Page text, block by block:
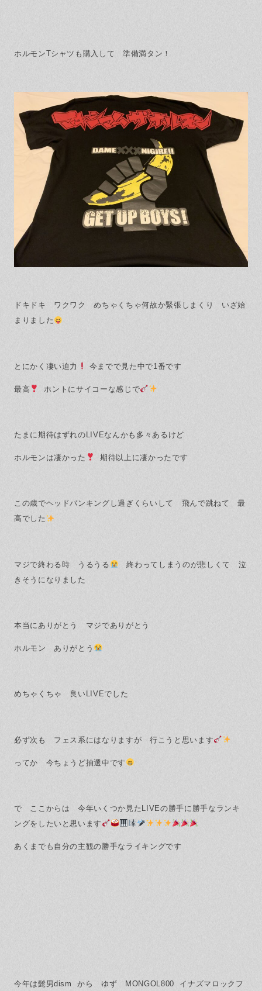
ホルモンTシャツも購入して 準備満タン！
ドキドキ ワクワク めちゃくちゃ何故か緊張しまくり いざ始
まりました
とにかく凄い迫力 今までで見た中で1番です
最高 ホントにサイコーな感じで
たまに期待はずれのLIVEなんかも多々あるけど
ホルモンは凄かった 期待以上に凄かったです
この歳でヘッドバンキングし過ぎくらいして 飛んで跳ねて 最
高でした
マジで終わる時 うるうる
終わってしまうのが悲しくて 泣
きそうになりました
本当にありがとう マジでありがとう
ホルモン ありがとう
めちゃくちゃ 良いLIVEでした
必ず次も フェス系にはなりますが 行こうと思います
ってか 今ちょうど抽選中です
で ここからは 今年いくつか見たLIVEの勝手に勝手なランキ
ングをしたいと思います
あくまでも自分の主観の勝手なライキングです
今年は髭男dism から ゆず MONGOL800 イナズマロックフ